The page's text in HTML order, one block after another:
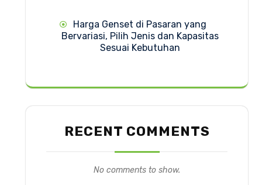
Harga Genset di Pasaran yang
Bervariasi, Pilih Jenis dan Kapasitas
Sesuai Kebutuhan
RECENT COMMENTS
No comments to show.